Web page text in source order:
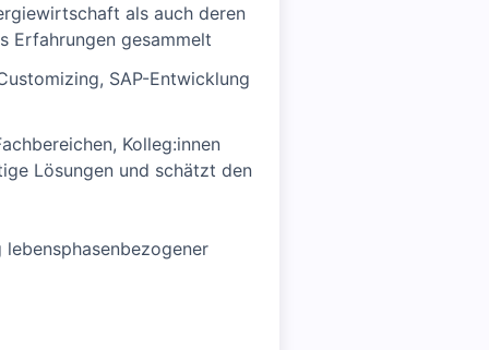
als auch deren
Erfahrungen gesammelt
SAP-Entwicklung
Kolleg:innen
Lösungen und schätzt den